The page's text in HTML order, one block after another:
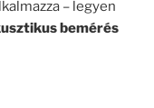
– legyen
bemérés